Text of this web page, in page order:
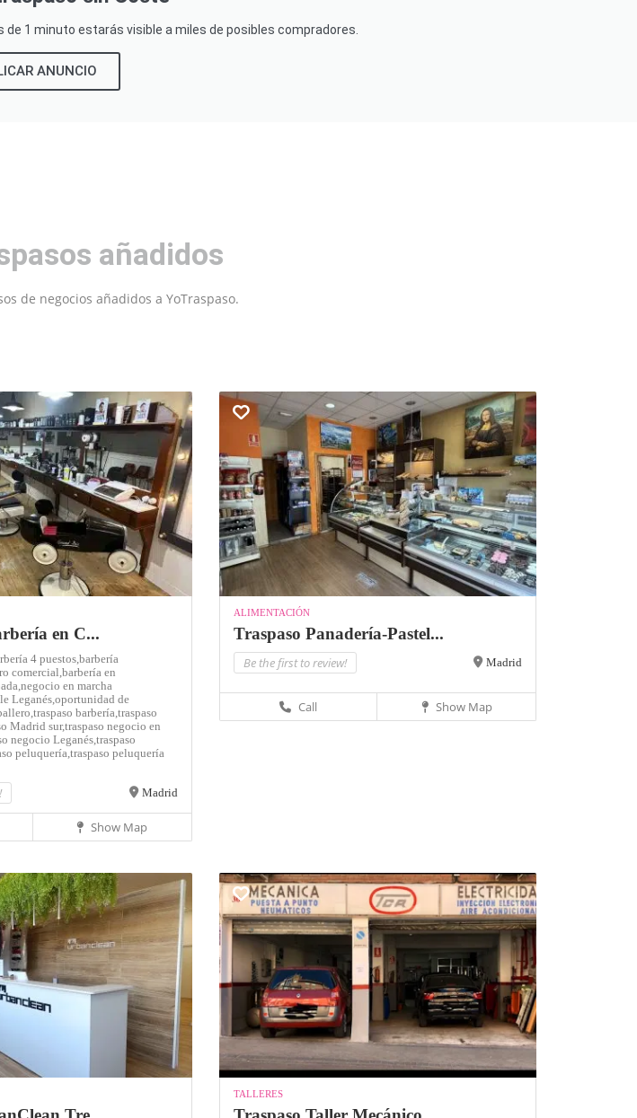
1 minuto estarás visible a miles de posibles compradores.
ANUNCIO
añadidos
de negocios añadidos a YoTraspaso.
en C...
4 puestos,barbería
comercial,barbería en
negocio en marcha
Leganés,oportunidad de
traspaso barbería,traspaso
Madrid sur,traspaso negocio en
negocio Leganés,traspaso
peluquería,traspaso peluquería
Madrid
Show Map
ALIMENTACIÓN
Traspaso Panadería-Pastel...
Be the first to review! Madrid
Call Show Map
TALLERES